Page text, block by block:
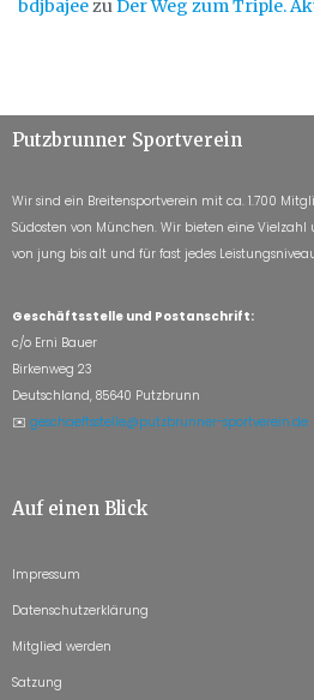
bdjbajeezuDer Weg zum Triple.
Putzbrunner Sportverein
Wir sind ein Breitensportverein mit ca. 1.700
Südosten von München. Wir bieten eine
von jung bis alt und für fast jedes
Geschäftsstelle und Postanschrift:
c/o Erni Bauer
Birkenweg 23
Deutschland, 85640 Putzbrunn
✉️ geschaeftsstelle@putzbrunner-sportverein.de
Auf einen Blick
Impressum
Datenschutzerklärung
Mitglied werden
Satzung